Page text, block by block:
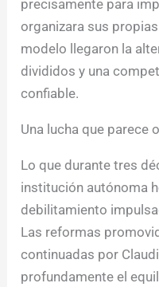
precisamente para
organizara sus
modelo llegaron la
divididos y una
confiable.
Una lucha que parece
Lo que durante tres
institución autónoma
debilitamiento
Las reformas
continuadas por
profundamente el